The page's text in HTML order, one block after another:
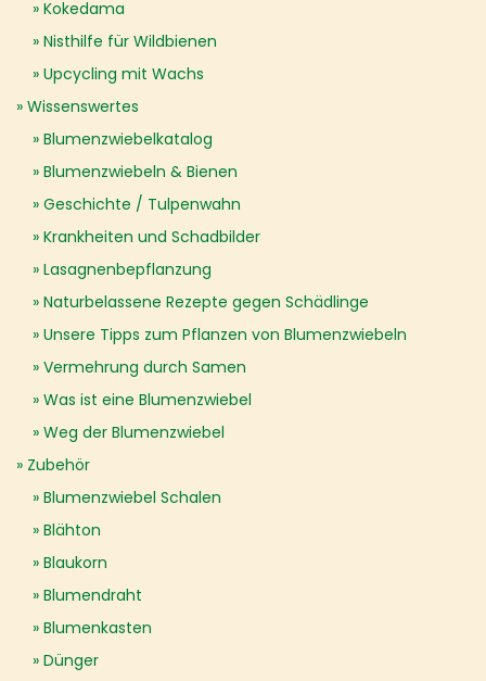
Kokedama
Nisthilfe für Wildbienen
Upcycling mit Wachs
Wissenswertes
Blumenzwiebelkatalog
Blumenzwiebeln & Bienen
Geschichte / Tulpenwahn
Krankheiten und Schadbilder
Lasagnenbepflanzung
Naturbelassene Rezepte gegen Schädlinge
Unsere Tipps zum Pflanzen von Blumenzwiebeln
Vermehrung durch Samen
Was ist eine Blumenzwiebel
Weg der Blumenzwiebel
Zubehör
Blumenzwiebel Schalen
Blähton
Blaukorn
Blumendraht
Blumenkasten
Dünger